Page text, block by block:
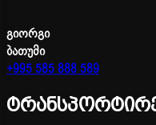
გიორგი
ბათუმი
+995 585 888 589